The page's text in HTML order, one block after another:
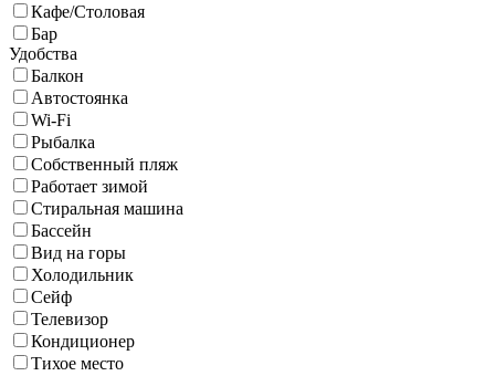
Кафе/Столовая
Бар
Удобства
Балкон
Автостоянка
Wi-Fi
Рыбалка
Собственный пляж
Работает зимой
Стиральная машина
Бассейн
Вид на горы
Холодильник
Сейф
Телевизор
Кондиционер
Тихое место